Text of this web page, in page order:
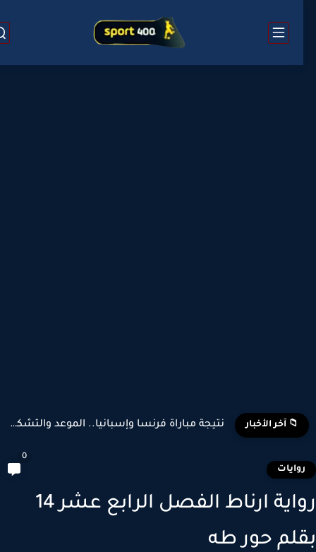
📁 آخر الأخبار تشكيل منتخب إسبانيا وبلجيكا المتوقع في كأس العالم 2026
رواية ارناط الفصل الرابع عشر 14
حور طه